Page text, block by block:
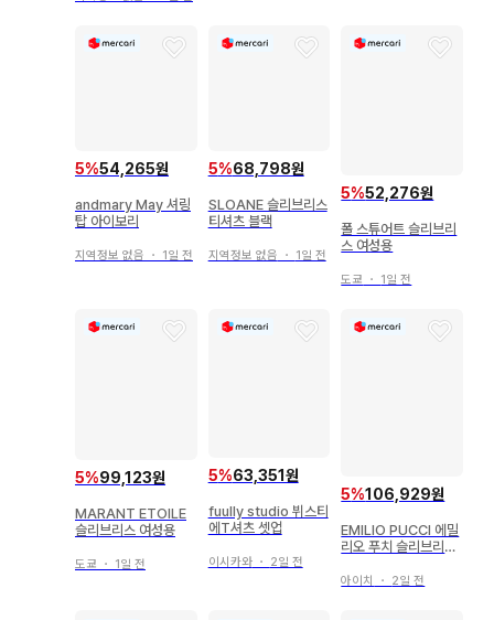
5%54,265원
andmary May 셔링
탑 아이보리
지역정보 없음 ・ 1일 전
5%68,798원
SLOANE 슬리브리스
티셔츠 블랙
지역정보 없음 ・ 1일 전
5%52,276원
폴 스튜어트 슬리브리
스 여성용
도쿄 ・ 1일 전
5%99,123원
MARANT ETOILE
슬리브리스 여성용
도쿄 ・ 1일 전
5%63,351원
fuully studio 뷔스티
에T셔츠 셋업
이시카와・ 2일 전
5%106,929원
EMILIO PUCCI 에밀
리오 푸치 슬리브리스
아이치 ・ 2일 전